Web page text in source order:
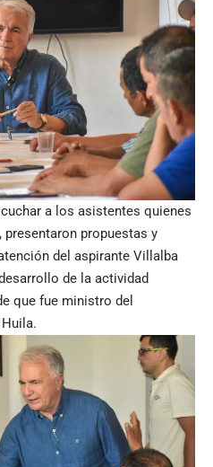
a los asistentes quienes
propuestas y
del aspirante Villalba
de la actividad
que fue ministro del